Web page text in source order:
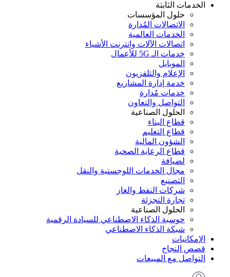
الخدمات الثابتة
حلول المؤسسات
الاتصالات المُدارة
الخدمات العالمية
اتصالات الآلات وانترنت الأشياء
خدمات الـ 5G للأعمال
الموبايل
الإعلام والتلفزيون
خدمة إدارة المشاريع
خدمات مُدارة
التواصل والتعاون
الحلول الصناعية
قطاع البناء
قطاع التعليم
الشؤون المالية
قطاع الرعاية الصحية
لضيافة
مجال الخدمات اللوجستية والنقل
التصنيع
شركات النفط والغاز
تجارة التجزئة
الحلول الصناعية
حوسبة الذكاء الاصطناعي للسيادة الرقمية
شبكة الذكاء الاصطناعي
الإمكانيات
قصص النجاح
التواصل مع المبيعات